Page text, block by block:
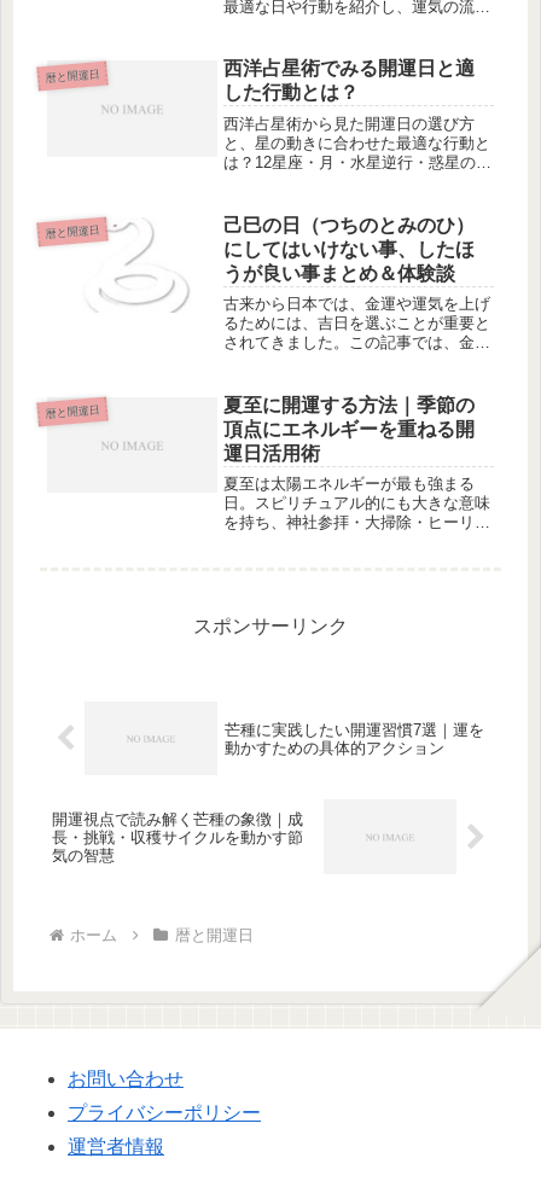
最適な日や行動を紹介し、運気の流れ
暦と開運日
西洋占星術でみる開運日と適
した行動とは？
西洋占星術から見た開運日の選び方
と、星の動きに合わせた最適な行動と
は？12星座・月・水星逆行・惑星の位
暦と開運日
己巳の日（つちのとみのひ）
にしてはいけない事、したほ
うが良い事まとめ＆体験談
古来から日本では、金運や運気を上げ
るためには、吉日を選ぶことが重要と
されてきました。この記事では、金運
実際に金運が上がった人の体験談や、
なぜ己巳の日が金運上昇に良いと言わ
れ...
暦と開運日
夏至に開運する方法｜季節の
頂点にエネルギーを重ねる開
運日活用術
夏至は太陽エネルギーが最も強まる
日。スピリチュアル的にも大きな意味
を持ち、神社参拝・大掃除・ヒーリン
スポンサーリンク
芒種に実践したい開運習慣7選｜運を
動かすための具体的アクション
開運視点で読み解く芒種の象徴｜成
長・挑戦・収穫サイクルを動かす節
気の智慧
ホーム 暦と開運日
お問い合わせ
プライバシーポリシー
運営者情報